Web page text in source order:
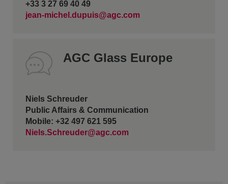
+33 3 27 69 40 49
jean-michel.dupuis@agc.com
AGC Glass Europe
Niels Schreuder
Public Affairs & Communication
Mobile: +32 497 621 595
Niels.Schreuder@agc.com